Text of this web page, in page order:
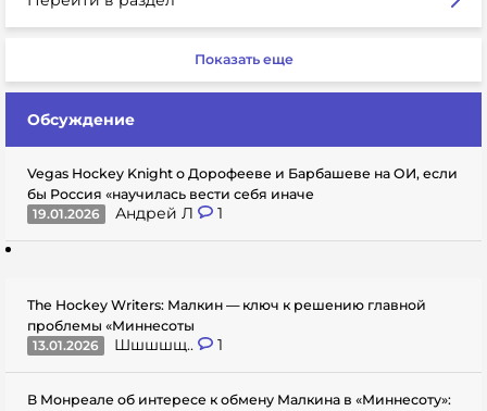
Показать еще
Обсуждение
Vegas Hockey Knight о Дорофееве и Барбашеве на ОИ, если
бы Россия «научилась вести себя иначе
19.01.2026
Андрей Л 1
The Hockey Writers: Малкин — ключ к решению главной
проблемы «Миннесоты
13.01.2026
Шшшшщ.. 1
В Монреале об интересе к обмену Малкина в «Миннесоту»: